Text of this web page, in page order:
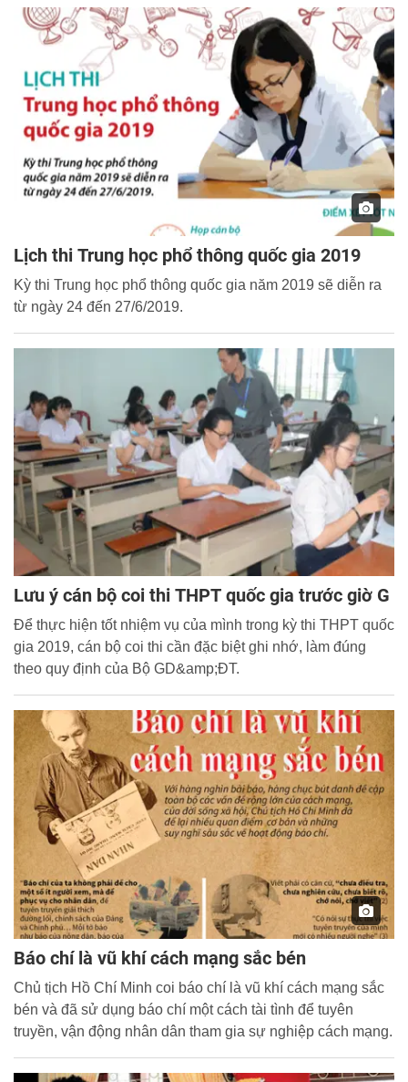
Lịch thi Trung học phổ thông quốc gia 2019
Kỳ thi Trung học phổ thông quốc gia năm 2019 sẽ diễn ra
từ ngày 24 đến 27/6/2019.
Lưu ý cán bộ coi thi THPT quốc gia trước giờ G
Để thực hiện tốt nhiệm vụ của mình trong kỳ thi THPT quốc
gia 2019, cán bộ coi thi cần đặc biệt ghi nhớ, làm đúng
theo quy định của Bộ GD&amp;ĐT.
Báo chí là vũ khí cách mạng sắc bén
Chủ tịch Hồ Chí Minh coi báo chí là vũ khí cách mạng sắc
bén và đã sử dụng báo chí một cách tài tình để tuyên
truyền, vận động nhân dân tham gia sự nghiệp cách mạng.